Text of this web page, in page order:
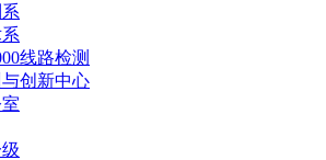
线路检测
创新中心